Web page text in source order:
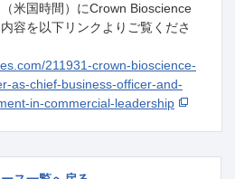
米国時間）にCrown Bioscience
容を以下リンクよりご覧くださ
211931-crown-bioscience-
as-chief-business-officer-and-
in-commercial-leadership